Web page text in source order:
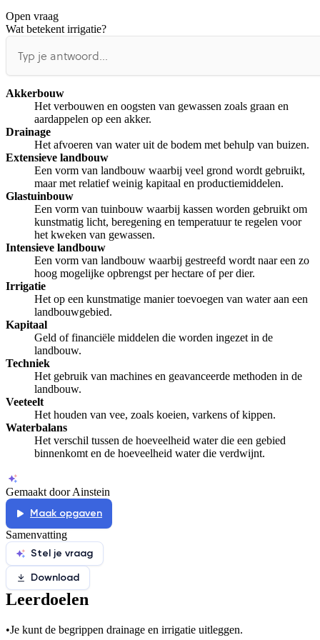
De uitleg gaat te langzaam
Open vraag
Wat betekent irrigatie?
Akkerbouw
Het verbouwen en oogsten van gewassen zoals graan en
aardappelen op een akker.
Drainage
Het afvoeren van water uit de bodem met behulp van buizen.
Extensieve landbouw
Een vorm van landbouw waarbij veel grond wordt gebruikt,
maar met relatief weinig kapitaal en productiemiddelen.
Glastuinbouw
Een vorm van tuinbouw waarbij kassen worden gebruikt om
kunstmatig licht, beregening en temperatuur te regelen voor
het kweken van gewassen.
Intensieve landbouw
Een vorm van landbouw waarbij gestreefd wordt naar een zo
hoog mogelijke opbrengst per hectare of per dier.
Irrigatie
Het op een kunstmatige manier toevoegen van water aan een
landbouwgebied.
Kapitaal
Geld of financiële middelen die worden ingezet in de
landbouw.
Techniek
Het gebruik van machines en geavanceerde methoden in de
landbouw.
Veeteelt
Het houden van vee, zoals koeien, varkens of kippen.
Waterbalans
Het verschil tussen de hoeveelheid water die een gebied
binnenkomt en de hoeveelheid water die verdwijnt.
Gemaakt door Ainstein
Maak opgaven
Samenvatting
Stel je vraag
Download
Leerdoelen
•Je kunt de begrippen drainage en irrigatie uitleggen.